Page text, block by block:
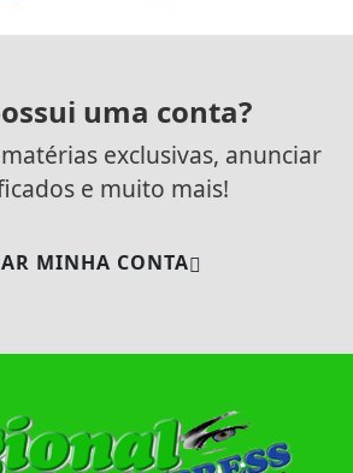
uma conta?
exclusivas, anunciar
e muito mais!
MINHA CONTA